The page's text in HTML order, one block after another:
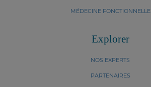
MÉDECINE FONCTIONNELLE
Explorer
NOS EXPERTS
PARTENAIRES